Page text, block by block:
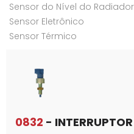
Sensor do Nível do Radiador
Sensor Eletrônico
Sensor Térmico
0832 - INTERRUPTOR